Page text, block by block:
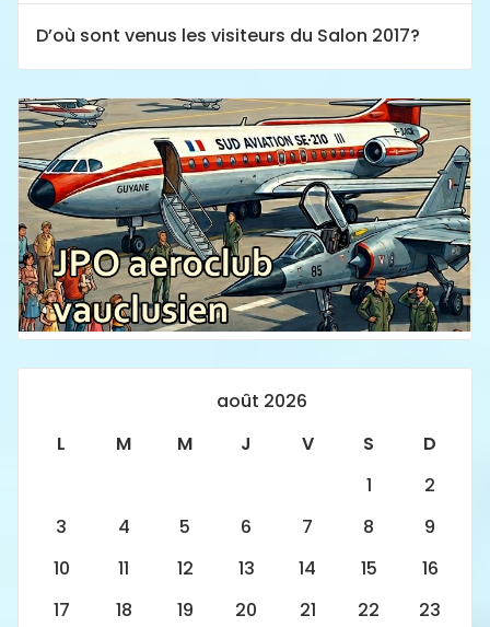
D’où sont venus les visiteurs du Salon 2017?
août 2026
L
M M J V S
D
1
2
3
4 5 6 7 8
9
10
11 12 13 14 15
16
17
18 19 20 21 22
23